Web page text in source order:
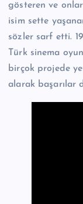
gösteren ve
isim sette
sözler sarf etti.
Türk sinema
birçok projede
alarak başarılar